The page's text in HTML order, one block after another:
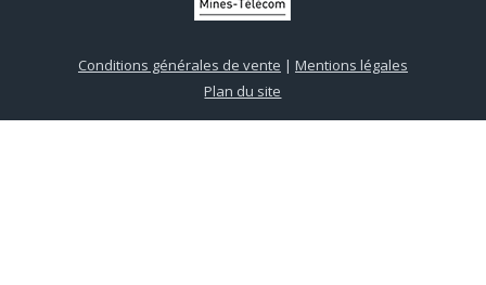
Conditions générales de vente | Mentions légales
Plan du site